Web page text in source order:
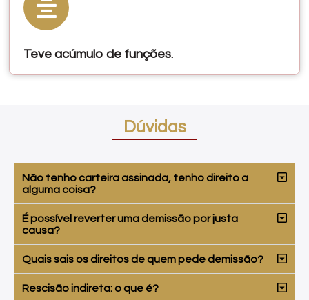
Teve acúmulo de funções.
Dúvidas
Não tenho carteira assinada, tenho direito a
alguma coisa?
É possível reverter uma demissão por justa
causa?
Quais sais os direitos de quem pede demissão?
Rescisão indireta: o que é?